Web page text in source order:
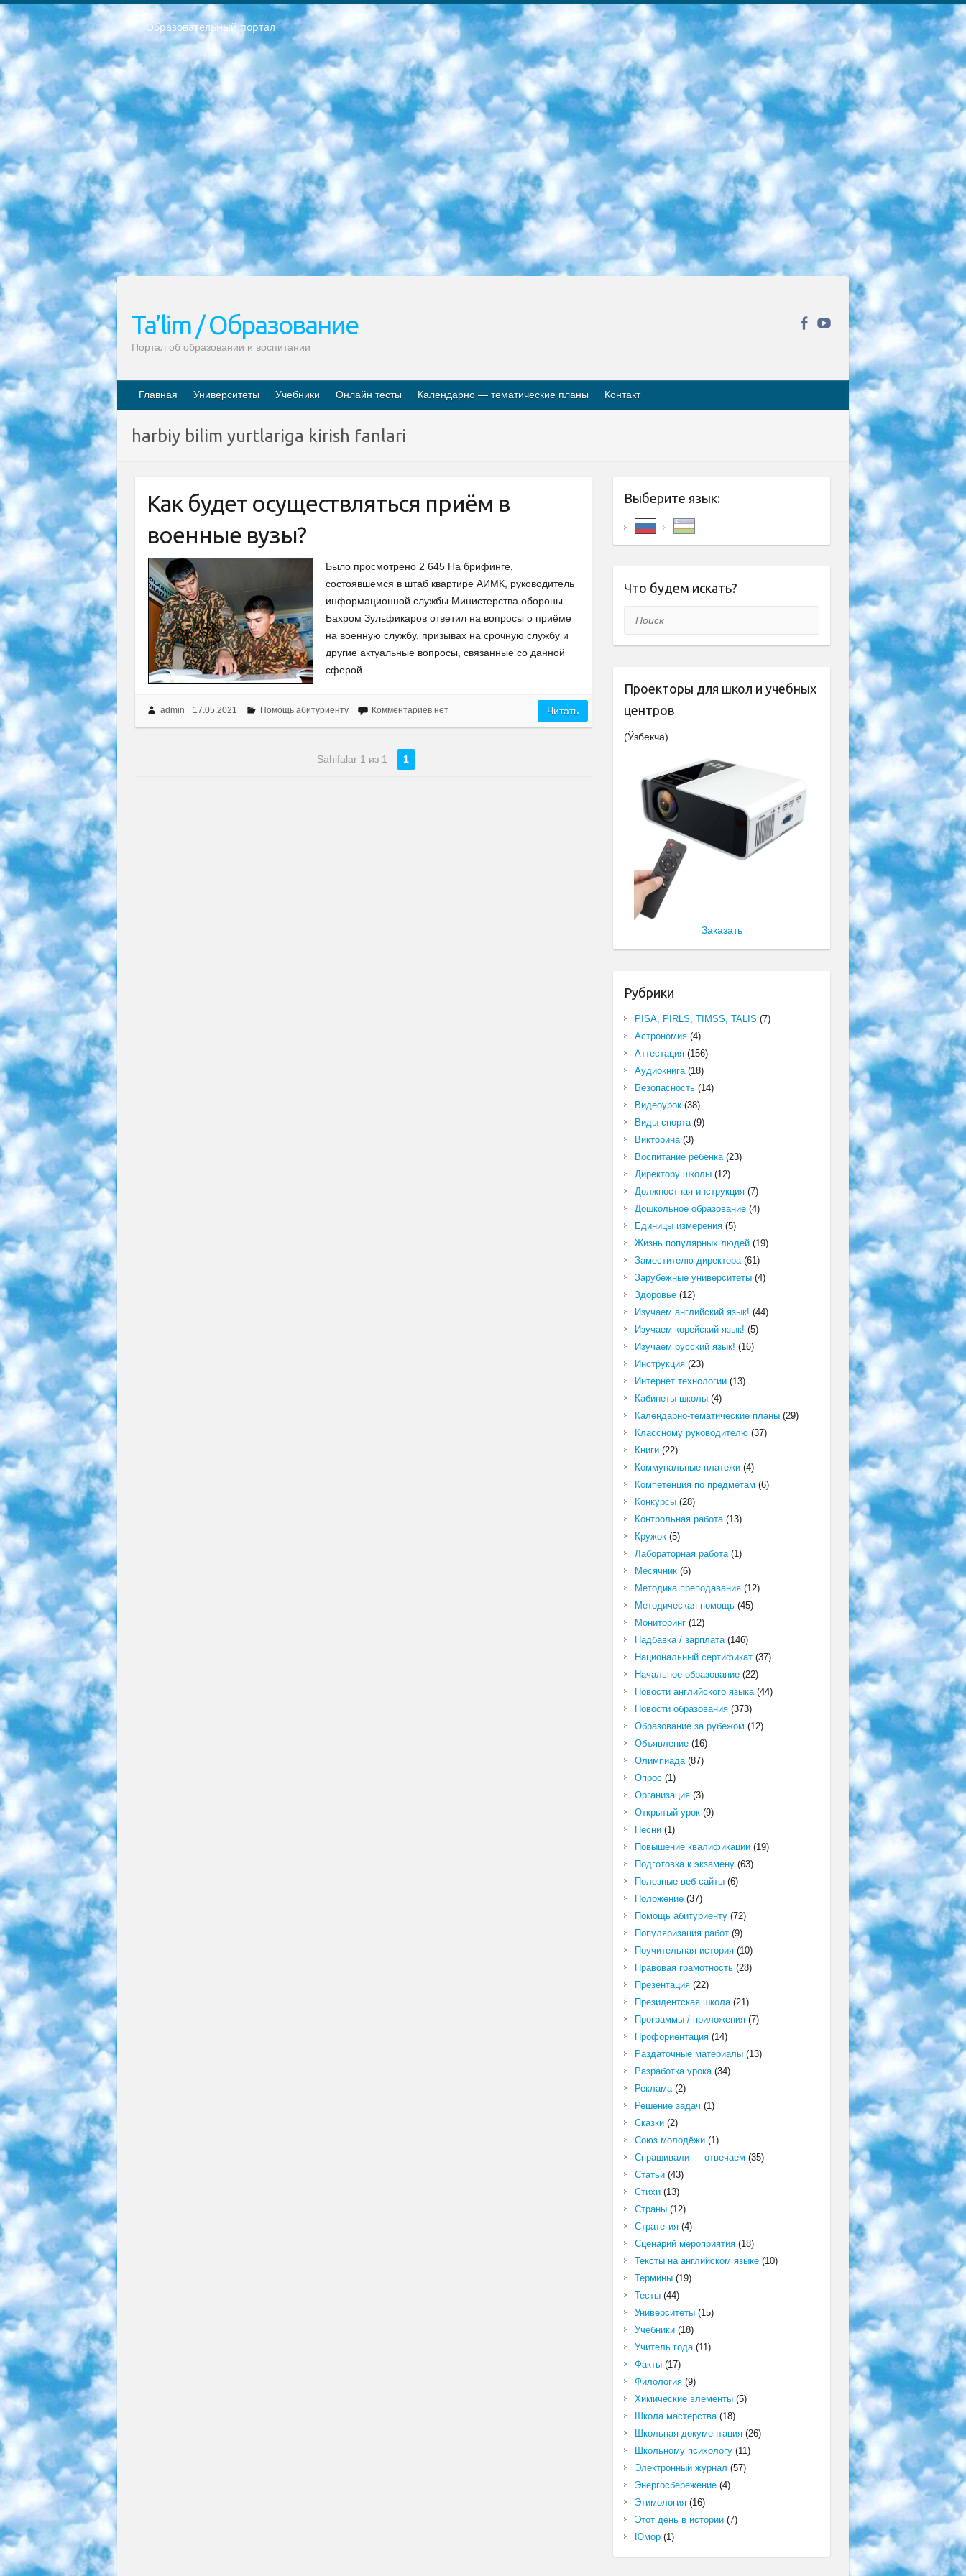
Образовательный портал
РЕСПУБЛИКА УЗБЕКИСТАН МИНИСТРЕРСТВО ДОШКОЛЬНОГО И ШКОЛЬНОГО ОБРАЗОВАНИЯ КОМАНДА в общеобразовательных учреждениях в 2023-2024 учебном году организация и проведение итоговой государственной аттестации обучающихся о Министра дошкольного и школьного образования Республики Узбекистан от 4 марта 2008 года (постановлением Минюста от 20 марта 2008 года № 1778 государственной регистрации) «Итоговое состояние учащихся общего среднего образования на основании положения об утверждении положения об аттестации общего среднего образования выпускной экзамен студентов в образовательных учреждениях в 2023-2024 учебном году В целях организации и прохождения аттестации приказываю: 1. Следующее: перечень предметов, по которым будет проводиться итоговая государственная аттестация и экзамен формы перевода согласно приложению 1; сертификаты международного образца, оценивающие уровень владения иностранными языками перечень согласно приложению 2; 2. Педагогический при специализированных образовательных учреждениях. научно-практический центр квалификации и международной оценки (Д.Давидова) 2024 г. До 25 марта: задания по предметам, по которым будет проводиться итоговая аттестация разработка и утверждение технических условий; итоговая аттестация на основании разработанного предметного задания разработка вопросов по предметам (устно и письменно), экзамен передача; общеобразовательные средние школы и специальные учебные заведения учащиеся выпускных классов школ и интернатов в агентской системе подготовка базы данных экзаменационных материалов и критериев оценки; перевод базы экзаменационных материалов на все языки обучения подать в Республиканский образовательный центр для изготовления; варианты экзаменов на основе разработанных контрольных материалов пусть будут поставлены задачи формирования. 3. Республиканский образовательный центр (Ш.Худайкулов) до 5 апреля 2024 года. до: база данных предоставленных экзаменационных материалов на все языки обучения перевод и экспертиза; для слепых, слабовидящих, глухих, слабослышащих и умственно отсталых детей учащиеся выпускных классов специализированных школ и школ-интернатов база данных экзаменационных материалов на всех преподаваемых языках подготовка критериев оценки; специализированные школы для умственно отсталых детей и технологии для учащихся выпускных классов школ-интернатов разработка соответствующих рекомендаций и критериев проведения ЕГЭ по естествознанию давать задания. 4. Педагогический при специализированных образовательных учреждениях. Научно-практический центр навыков и международной оценки (Д.Давидова), Республика образовательный центр (Худайкулов Ш.) итоговый государственный аттестационный экзамен ориентирован на творческое и логическое мышление при подготовке базы материалов учитывать введение заданий. 5. Следует отметить, что: сертификат государственного образца о знании общеобразовательного предмета и как минимум национальный уровень B1 по предметам на иностранных языках, указанным в Приложении 2. или международно признанный сертификат эквивалентного уровня студенты, изучающие определенный предмет, освобождаются от экзамена; по соответствующим предметам запланирована итоговая государственная аттестация за день до дня, путем жеребьевки Рабочей группой (в письменной форме по предметам, проводимым в форме) из числа сформированных вариантов выбрано 2 варианта; 2 выбранных варианта экзамена анонсированы на официальном сайте министерства и все выпускники по всей стране на основе этих вариантов проводит итоговую государственную аттестацию. 6. Государственное образование учащихся средних общеобразовательных учреждений. знания в соответствии с квалификационными требованиями, которые необходимо приобрести на основании стандартов итоговый (выпускной) контроль для 9 и 11 классов в целях тестирования Экзамены (далее – экзамены) состоят из предметов, перечисленных в приложении 1. будет сделано. 7. Экзамены пройдут с 26 мая по 15 июня 2024 г. (кроме науки физического воспитания). 8. Физическая для учащихся 9 классов общесредних образовательных учреждений. Экзамены по предмету «Образование, квалификация медицина» 1-6 мая 2024 года. сотрудники перевести под присмотр (с отклонениями в физическом или умственном развитии) специализированная школа для детей, школы-интернаты и со сколиозом школы-интернаты санаторного типа для больных детей исключены). 9. Он был слепым, слабовидящим и имел нарушения опорно-двигательного аппарата. экзамены в специализированных школах и интернатах для детей должны проводиться исходя из требований, предъявляемых к общеобразовательным учреждениям (физкультура кроме науки). 10. Специализированная школа для глухих и слабослышащих детей. и экзамены в интернатах и быть реализован в виде письменного теста по математике. 11. Специальность для умственно отсталых детей. Для 9 класса Родной язык и литературное письмо Государственный язык (язык обучения – узбекский). для неклассов) написано Математическое письмо Письменная/устная история Узбекистана Физическое воспитание практично Итоговый контроль Для 11 класса Написание родного языка и литературы (эссе) Математическое письмо Узбекский язык (обучение на узбекском языке) не посещающее общее среднее образование для учреждений)/Образовательное учреждение выбор письменный и устный Иностранный язык письменный/устный Письменная/устная история Узбекистана *По выбору студента:  Химия  Физика  Основы государственного права  География 10 бесплатных образовательных ресурсов - Мы составили подборку онлайн-проектов с интерактивными упражнениями, видеолекциями и статьями. Они помогут вам обрести новые и освежить старые знания бесплатно. 1. «ИНТУИТ» Старейшая образовательная площадка Рунета. Здесь вы найдёте сотни текстовых и видеокурсов на десятки различных тем — от программирования до психологии. Многие курсы подготовлены российскими университетами и крупными международными компаниями вроде Intel и Microsoft. Самостоятельное обучение бесплатное, но желающие могут оплатить услуги персональных наставников. 2. «Смартия» знакомит с актуальными профессиями и подсказывает, как им обучаться. Выбрав заинтересовавшую вас специальность — SMM-специалист, фотограф, веб-дизайнер или другую, — увидите список необходимых для неё умений. Чтобы вы могли освоить их самостоятельно, для каждого умения площадка отображает подборку ссылок на учебные материалы. Хотя «Смартия» ориентируется на русскоязычную аудиторию, часть контента всё же доступна только на английском. 3. «Лекторий Физтеха» Проект Московского физико-технического института (Физтеха). С его помощью вы можете смотреть онлайн серии лекций, записанные на видео в этом вузе. В числе доступных предметов — физика, биология, химия, информационные технологии и другие. К некоторым лекциям администрация ресурса прилагает готовые конспекты, которые можно скачивать в PDF-формате. 4. ITMOcourses Онлайн-площадка Санкт-Петербургского национального исследовательского университета информационных технологий, механики и оптики (ИТМО). Ресурс предоставляет свободный доступ к курсам, разработанным в этом вузе. Каталог материалов разбит на четыре категории: «Оптические системы и технологии», «Приборостроение и робототехника», «Информационные технологии» и «Биотехнологии». Курсы состоят из видеолекций, интерактивных демонстраций и заданий. 5. «КиберЛенинка» Электронная научная библиотека открытого доступа. Каталог площадки регулярно обрастает текстами статей из различных научных изданий. Сгруппированные по журналам и рубрикам публикации можно читать онлайн или скачивать целиком в PDF-формате. Проект нацелен на популяризацию науки за счёт открытого доступа к качественной информации. 6. «ПостНаука» На этом ресурсе публикуют подборки видеолекций, составленные экспертами из разных отраслей и объединённые общими темами. Среди них, к примеру, есть серии «Биоинформатика и геномика», «Культура средневековой Скандинавии» и Cinema Studies о теории кино. Каждая подборка лекций — логически связанная история, рассказанная экспертом от первого лица. Кроме того, на сайте появляются научно-образовательные статьи и тесты на разные темы. 7. «Newочём» Команда проекта «Newочём» отбирает самые интересные тексты из англоязычных СМИ и переводит те из них, за которые голосуют участники сообщества «ВКонтакте». По большей части это научно-популярные статьи. Редакторы придумывают лишь заголовки, в остальном содержание переводов соответствует оригиналам. Полные тексты можно читать прямо в социальной сети. 8. InternetUrok Онлайн-база материалов по основным дисциплинам школьной программы. Информация на сайте структурирована по классам, предметам и темам (урокам). Каждый урок состоит из видеолекций и конспектов. Есть также интерактивные тренажёры и тесты для закрепления пройденного материала. Даже если вы давно окончили школу, возможность повторить программу старших классов всегда может пригодиться. 9. Edutainme Ещё один ресурс об образовании. В отличие от Newtonew, как мне кажется, Edutainme больше ориентируется на представителей индустрии: педагогов, предпринимателей, разработчиков образовательных проектов. Но и любой, кто просто стремится к саморазвитию, найдёт на сайте много полезного и интересного для себя. Например, информацию о новых курсах и образовательных сервисах. 10. Newtonew Онлайн-медиа об образовании и обучении в широком смысле. Авторы Newtonew пишут об инструментах, заведениях, тактиках и стратегиях, которые помогают учить других и получать новые знания самостоятельно. На этой площадке вы найдёте новости, обзоры, аналитические мат
Ta’lim / Образование
Портал об образовании и воспитании
Главная Университеты Учебники Онлайн тесты Календарно — тематические планы Контакт
harbiy bilim yurtlariga kirish fanlari
Как будет осуществляться приём в
военные вузы?
Было просмотрено 2 645 На брифинге,
состоявшемся в штаб квартире АИМК, руководитель
информационной службы Министерства обороны
Бахром Зульфикаров ответил на вопросы о приёме
на военную службу, призывах на срочную службу и
другие актуальные вопросы, связанные со данной
сферой.
admin 17.05.2021 Помощь абитуриенту Комментариев нет Читать
Sahifalar 1 из 1 1
Выберите язык:
Что будем искать?
Поиск
Проекторы для школ и учебных
центров
(Ўзбекча)
Заказать
Рубрики
PISA, PIRLS, TIMSS, TALIS (7)
Астрономия(4)
Аттестация(156)
Аудиокнига(18)
Безопасность(14)
Видеоурок(38)
Виды спорта(9)
Викторина(3)
Воспитание ребёнка(23)
Директору школы(12)
Должностная инструкция(7)
Дошкольное образование(4)
Единицы измерения(5)
Жизнь популярных людей(19)
Заместителю директора(61)
Зарубежные университеты(4)
Здоровье(12)
Изучаем английский язык! (44)
Изучаем корейский язык! (5)
Изучаем русский язык! (16)
Инструкция(23)
Интернет технологии(13)
Кабинеты школы(4)
Календарно-тематические планы(29)
Классному руководителю(37)
Книги(22)
Коммунальные платежи(4)
Компетенция по предметам (6)
Конкурсы(28)
Контрольная работа(13)
Кружок(5)
Лабораторная работа(1)
Месячник(6)
Методика преподавания(12)
Методическая помощь(45)
Мониторинг(12)
Надбавка / зарплата(146)
Национальный сертификат(37)
Начальное образование(22)
Новости английского языка(44)
Новости образования(373)
Образование за рубежом (12)
Объявление(16)
Олимпиада(87)
Опрос (1)
Организация(3)
Открытый урок(9)
Песни(1)
Повышение квалификации(19)
Подготовка к экзамену(63)
Полезные веб сайты(6)
Положение(37)
Помощь абитуриенту(72)
Популяризация работ(9)
Поучительная история(10)
Правовая грамотность(28)
Презентация(22)
Президентская школа(21)
Программы / приложения(7)
Профориентация(14)
Раздаточные материалы(13)
Разработка урока(34)
Реклама(2)
Решение задач (1)
Сказки(2)
Союз молодёжи(1)
Спрашивали — отвечаем (35)
Статьи(43)
Стихи(13)
Страны(12)
Стратегия(4)
Сценарий мероприятия(18)
Тексты на английском языке(10)
Термины(19)
Тесты(44)
Университеты(15)
Учебники(18)
Учитель года(11)
Факты(17)
Филология(9)
Химические элементы(5)
Школа мастерства(18)
Школьная документация(26)
Школьному психологу(11)
Электронный журнал (57)
Энергосбережение(4)
Этимология(16)
Этот день в истории(7)
Юмор(1)